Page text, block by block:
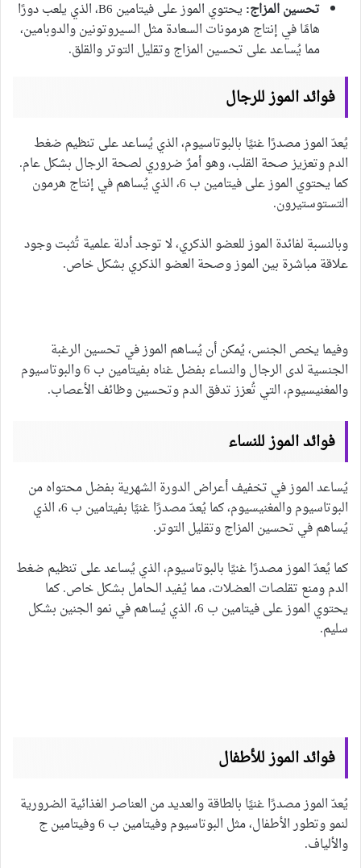
تحسين المزاج:
يحتوي الموز على فيتامين B6، الذي يلعب دورًا
هامًا في إنتاج هرمونات السعادة مثل السيروتونين والدوبامين،
مما يُساعد على تحسين المزاج وتقليل التوتر والقلق.
فوائد الموز للرجال
يُعدّ الموز مصدرًا غنيًا بالبوتاسيوم، الذي يُساعد على تنظيم ضغط
الدم وتعزيز صحة القلب، وهو أمرٌ ضروري لصحة الرجال بشكل عام.
كما يحتوي الموز على فيتامين ب 6، الذي يُساهم في إنتاج هرمون
التستوستيرون.
وبالنسبة لفائدة الموز للعضو الذكري، لا توجد أدلة علمية تُثبت وجود
علاقة مباشرة بين الموز وصحة العضو الذكري بشكل خاص.
وفيما يخص الجنس، يُمكن أن يُساهم الموز في تحسين الرغبة
الجنسية لدى الرجال والنساء بفضل غناه بفيتامين ب 6 والبوتاسيوم
والمغنيسيوم، التي تُعزز تدفق الدم وتحسين وظائف الأعصاب.
فوائد الموز للنساء
يُساعد الموز في تخفيف أعراض الدورة الشهرية بفضل محتواه من
البوتاسيوم والمغنيسيوم، كما يُعدّ مصدرًا غنيًا بفيتامين ب 6، الذي
يُساهم في تحسين المزاج وتقليل التوتر.
كما يُعدّ الموز مصدرًا غنيًا بالبوتاسيوم، الذي يُساعد على تنظيم ضغط
الدم ومنع تقلصات العضلات، مما يُفيد الحامل بشكل خاص. كما
يحتوي الموز على فيتامين ب 6، الذي يُساهم في نمو الجنين بشكل
سليم.
فوائد الموز للأطفال
يُعدّ الموز مصدرًا غنيًا بالطاقة والعديد من العناصر الغذائية الضرورية
لنمو وتطور الأطفال، مثل البوتاسيوم وفيتامين ب 6 وفيتامين ج
والألياف.